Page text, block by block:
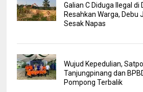
Galian C Diduga Ilegal di
Resahkan Warga, Debu
Sesak Napas
Wujud Kepedulian,
Tanjungpinang dan
Pompong Terbalik